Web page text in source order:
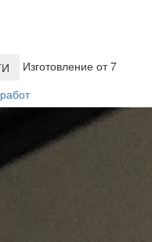
Изготовление от 7